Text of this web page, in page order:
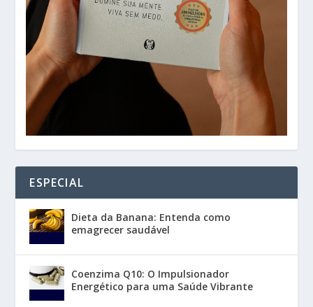
ESPECIAL
Dieta da Banana: Entenda como
emagrecer saudável
Coenzima Q10: O Impulsionador
Energético para uma Saúde Vibrante